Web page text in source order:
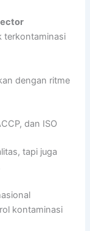
terkontaminasi
dengan ritme
dan ISO
tapi juga
kontaminasi